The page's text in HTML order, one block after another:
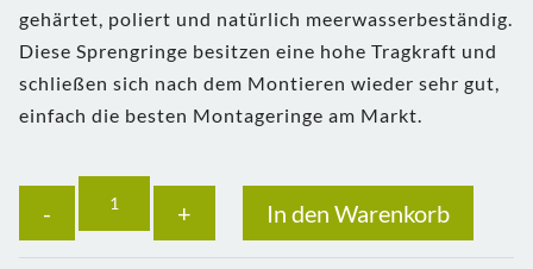
gehärtet, poliert und natürlich meerwasserbeständig.
Diese Sprengringe besitzen eine hohe Tragkraft und
schließen sich nach dem Montieren wieder sehr gut,
einfach die besten Montageringe am Markt.
Anzahl
In den Warenkorb